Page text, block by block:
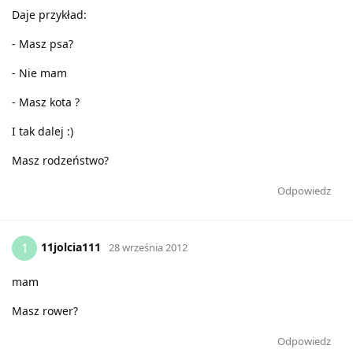
Daje przykład:
- Masz psa?
- Nie mam
- Masz kota ?
I tak dalej :)
Masz rodzeństwo?
Odpowiedz
1 11jolcia111 28 września 2012
mam
Masz rower?
Odpowiedz